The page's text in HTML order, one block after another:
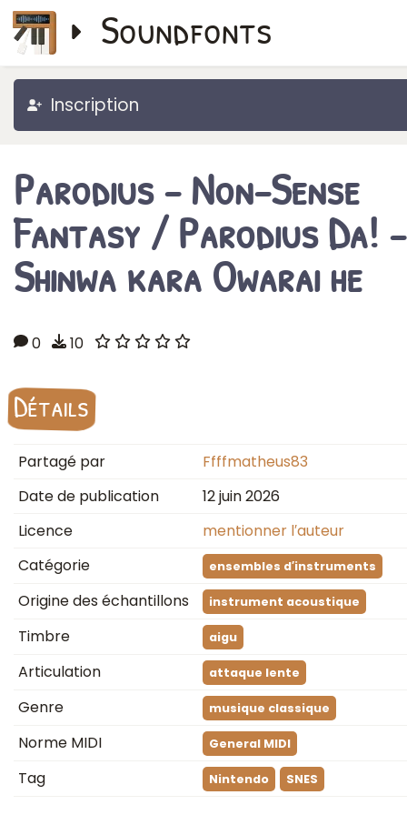
Soundfonts
Inscription
Parodius - Non-Sense
Fantasy / Parodius Da! -
Shinwa kara Owarai he
0 10
Détails
Partagé par
Ffffmatheus83
Date de publication
12 juin 2026
Licence
mentionner l′auteur
Catégorie
ensembles d′instruments
Origine des échantillons instrument acoustique
Timbre aigu
Articulation attaque lente
Genre musique classique
Norme MIDI General MIDI
Tag Nintendo SNES